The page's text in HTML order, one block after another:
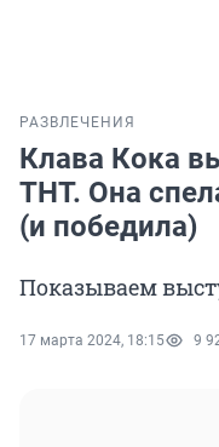
РАЗВЛЕЧЕНИЯ
Клава Кока
ТНТ. Она
(и победила)
Показываем
17 марта 2024, 18:15 9